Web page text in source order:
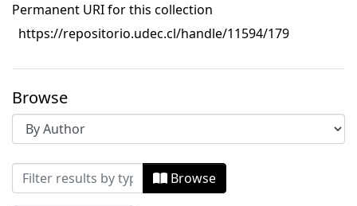
Permanent URI for this collection
https://repositorio.udec.cl/handle/11594/179
Browse
Browsing Tesis Magíster by Author
Browse